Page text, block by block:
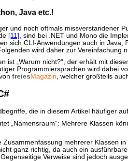
Java etc.!
und noch oftmals missverstandener
[11] , sind bei .NET und Mono die
sich CLI-Anwendungen auch in Java,
wird daher zur
ist „Warum nicht?“, der erhält mit
Programmiersprachen wird dabei
freies Magazin, welcher großteils
die in diesem Artikel häufiger
„Namensraum“: Mehrere Klassen
Zusammenfassung mehrerer Klassen
ganz richtig, da auch ein
Verweise sind jedoch